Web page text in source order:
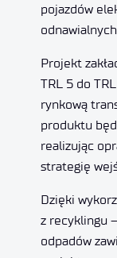
pojazdów
Projekt
TRL 5 do
rynkową
produktu
realizując
strategię
Dzięki
z recyklingu
odpadów